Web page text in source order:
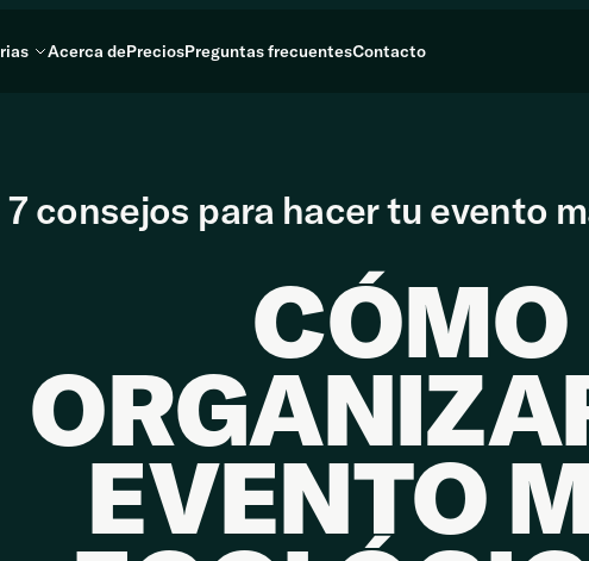
Acerca dePreciosPreguntas frecuentesContacto
7 consejos para hacer tu evento
CÓMO
EVENTO